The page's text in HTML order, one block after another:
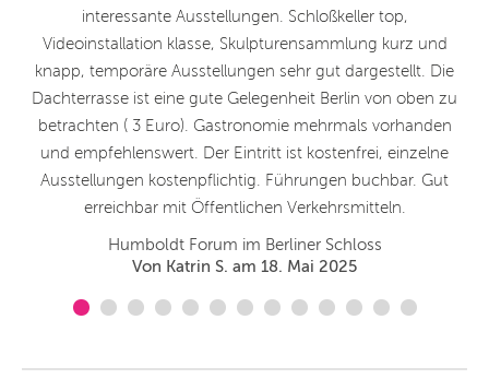
interessante Ausstellungen. Schloßkeller top,
Videoinstallation klasse, Skulpturensammlung kurz und
knapp, temporäre Ausstellungen sehr gut dargestellt. Die
Dachterrasse ist eine gute Gelegenheit Berlin von oben zu
betrachten ( 3 Euro). Gastronomie mehrmals vorhanden
und empfehlenswert. Der Eintritt ist kostenfrei, einzelne
Ausstellungen kostenpflichtig. Führungen buchbar. Gut
erreichbar mit Öffentlichen Verkehrsmitteln.
Humboldt Forum im Berliner Schloss
Von Katrin S. am 18. Mai 2025